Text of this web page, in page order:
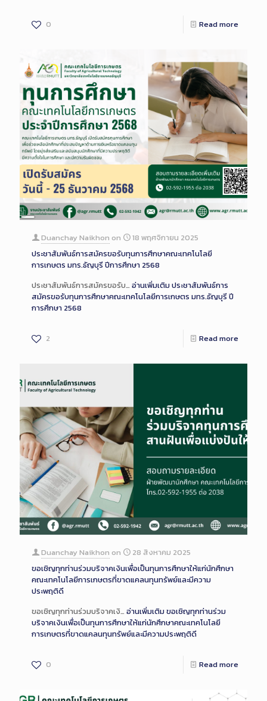
0 Read more
Long
Description
Duanchay Naikhon on
18 พฤศจิกายน 2025
ประชาสัมพันธ์การสมัครขอรับทุนการศึกษาคณะเทคโนโลยี
การเกษตร มทร.ธัญบุรี ปีการศึกษา 2568
ประชาสัมพันธ์การสมัครขอรับ… อ่านเพิ่มเติมประชาสัมพันธ์การ
สมัครขอรับทุนการศึกษาคณะเทคโนโลยีการเกษตร มทร.ธัญบุรี ปี
การศึกษา 2568
2 Read more
Duanchay Naikhon on
28 สิงหาคม 2025
ขอเชิญทุกท่านร่วมบริจาคเงินเพื่อเป็นทุนการศึกษาให้แก่นักศึกษา
คณะเทคโนโลยีการเกษตรที่ขาดแคลนทุนทรัพย์และมีความ
ประพฤติดี
ขอเชิญทุกท่านร่วมบริจาคเงิ… อ่านเพิ่มเติมขอเชิญทุกท่านร่วม
บริจาคเงินเพื่อเป็นทุนการศึกษาให้แก่นักศึกษาคณะเทคโนโลยี
การเกษตรที่ขาดแคลนทุนทรัพย์และมีความประพฤติดี
0 Read more